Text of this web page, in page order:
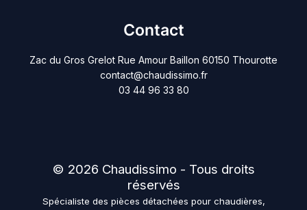
Contact
Zac du Gros Grelot Rue Amour Baillon 60150 Thourotte
contact@chaudissimo.fr
03 44 96 33 80
© 2026 Chaudissimo - Tous droits
réservés
Spécialiste des pièces détachées pour chaudières,